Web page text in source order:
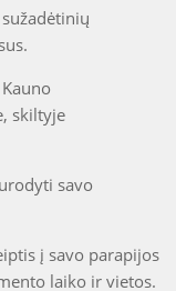
skiltyje
savo
į savo parapijos
laiko ir vietos.